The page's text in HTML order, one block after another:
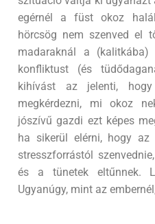
egérnél a füst okoz
hörcsög nem szenved el
madaraknál a
konfliktust (és
kihívást az jelenti,
megkérdezni, mi okoz
jószívű gazdi ezt képes
ha sikerül elérni, hogy
stresszforrástól
és a tünetek eltűnnek.
Ugyanúgy, mint az